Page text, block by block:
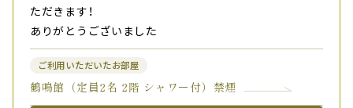
ただきます！
ありがとうございました
ご利用いただいたお部屋
鶴鳴館（定員2名 2階 シャワー付）禁煙